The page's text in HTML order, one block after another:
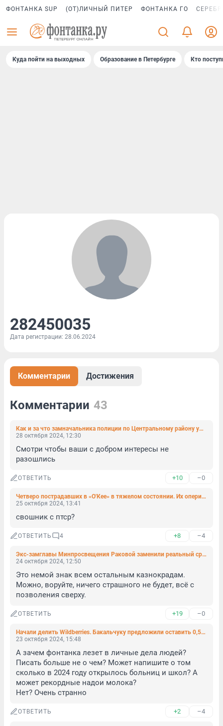
ФОНТАНКА SUP (ОТ)ЛИЧНЫЙ ПИТЕР ФОНТАНКА ГО
Куда пойти на выходных Образование в Петербурге Кто
282450035
Дата регистрации: 28.06.2024
Комментарии Достижения
Комментарии 43
Как и за что замначальника полиции по Центральному району ударил коммерсанта. Видео
28 октября 2024, 12:30
Смотри чтобы ваши с добром интересы не
разошлись
ОТВЕТИТЬ +10 –0
Четверо пострадавших в «О'Кее» в тяжелом состоянии. Их оперируют
25 октября 2024, 13:41
свошник с птср?
ОТВЕТИТЬ 4 +8 –4
Экс-замглавы Минпросвещения Раковой заменили реальный срок на условный
24 октября 2024, 12:50
Это немой знак всем остальным казнокрадам.
Можно, воруйте, ничего страшного не будет, всё с
позволения сверху.
ОТВЕТИТЬ +19 –0
Начали делить Wildberries. Бакальчуку предложили оставить 0,5% совместно нажитого имущества
23 октября 2024, 15:48
А зачем фонтанка лезет в личные дела людей?
Писать больше не о чем? Может напишите о том
сколько в 2024 году открылось больниц и школ? А
может рекордные надои молока?
Нет? Очень странно
ОТВЕТИТЬ +2 –4